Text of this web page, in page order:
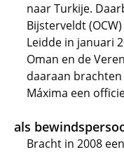
naar Turkije.
Bijsterveldt
Leidde in januari
Oman en de
daaraan
Máxima een
als
Bracht in 2008